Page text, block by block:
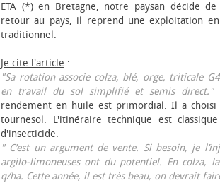
ETA (*) en Bretagne, notre paysan décide
retour au pays, il reprend une exploitation
traditionnel.
Je cite l'article :
"Sa rotation associe colza, blé, orge, triticale
en travail du sol simplifié et semis direct."
rendement en huile est primordial. Il a choisi
tournesol. L'itinéraire technique est
d'insecticide.
" C’est un argument de vente. Si besoin, je
argilo-limoneuses ont du potentiel. En colza,
q/ha. Cette année, il est très beau, on devrait